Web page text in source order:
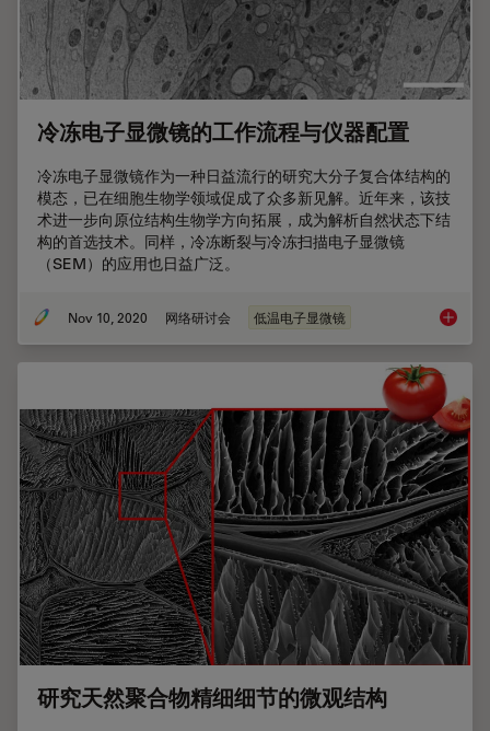
冷冻电子显微镜的工作流程与仪器配置
冷冻电子显微镜作为一种日益流行的研究大分子复合体结构的
模态，已在细胞生物学领域促成了众多新见解。近年来，该技
术进一步向原位结构生物学方向拓展，成为解析自然状态下结
构的首选技术。同样，冷冻断裂与冷冻扫描电子显微镜
（SEM）的应用也日益广泛。
Nov 10, 2020 网络研讨会 低温电子显微镜 冷冻电
研究天然聚合物精细细节的微观结构